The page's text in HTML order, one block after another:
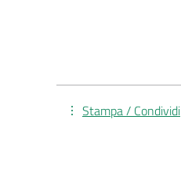
Stampa / Condividi